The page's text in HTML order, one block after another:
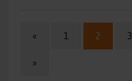
« 1 2 3
»